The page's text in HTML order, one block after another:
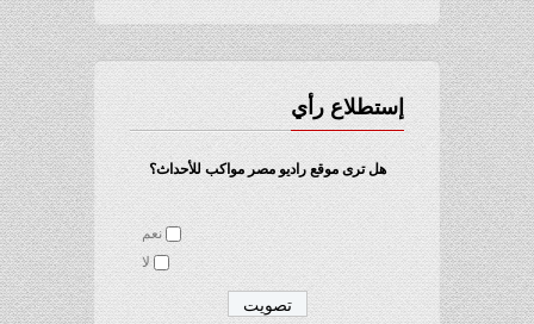
إستطلاع رأي
هل ترى موقع راديو مصر مواكب للأحداث؟
نعم
لا